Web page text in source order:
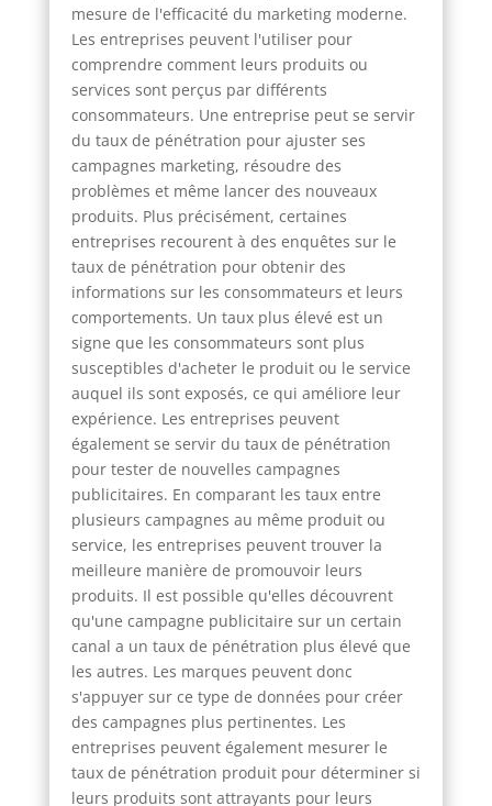
mesure de l'efficacité du marketing moderne.
Les entreprises peuvent l'utiliser pour
comprendre comment leurs produits ou
services sont perçus par différents
consommateurs. Une entreprise peut se servir
du taux de pénétration pour ajuster ses
campagnes marketing, résoudre des
problèmes et même lancer des nouveaux
produits. Plus précisément, certaines
entreprises recourent à des enquêtes sur le
taux de pénétration pour obtenir des
informations sur les consommateurs et leurs
comportements. Un taux plus élevé est un
signe que les consommateurs sont plus
susceptibles d'acheter le produit ou le service
auquel ils sont exposés, ce qui améliore leur
expérience. Les entreprises peuvent
également se servir du taux de pénétration
pour tester de nouvelles campagnes
publicitaires. En comparant les taux entre
plusieurs campagnes au même produit ou
service, les entreprises peuvent trouver la
meilleure manière de promouvoir leurs
produits. Il est possible qu'elles découvrent
qu'une campagne publicitaire sur un certain
canal a un taux de pénétration plus élevé que
les autres. Les marques peuvent donc
s'appuyer sur ce type de données pour créer
des campagnes plus pertinentes. Les
entreprises peuvent également mesurer le
taux de pénétration produit pour déterminer si
leurs produits sont attrayants pour leurs